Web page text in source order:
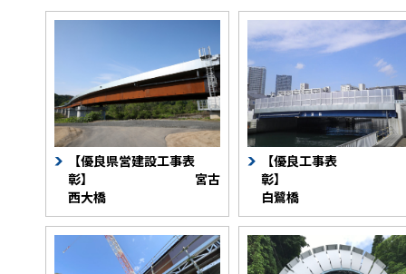
【優良県営建設工事表
彰】 宮古西
大橋
【優良県営建設工事表
彰】 宮古
西大橋
【優良工事表
彰
白鷺橋
【優良工事表
彰
白鷺橋